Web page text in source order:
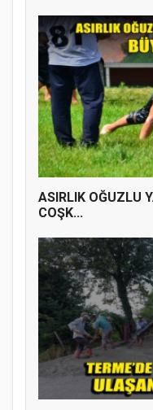
ASIRLIK OĞUZLU
COŞK...